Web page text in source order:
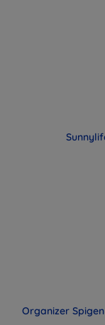
Organizer